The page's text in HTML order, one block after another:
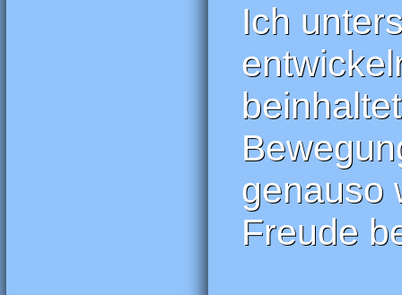
Ich
genauso
Freude